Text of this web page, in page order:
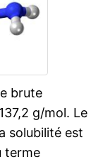
brute
g/mol. Le
solubilité est
terme